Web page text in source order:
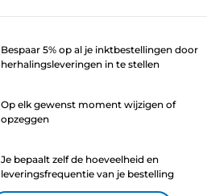
Bespaar 5% op al je inktbestellingen door
herhalingsleveringen in te stellen
Op elk gewenst moment wijzigen of
opzeggen
Je bepaalt zelf de hoeveelheid en
leveringsfrequentie van je bestelling